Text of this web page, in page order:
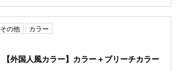
その他 カラー
【外国人風カラー】カラー＋ブリーチカラー